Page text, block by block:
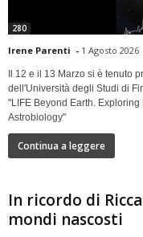
280
Irene Parenti - 1 Agosto 2026
Il 12 e il 13 Marzo si è tenuto
dell'Università degli Studi di
"LIFE Beyond Earth.
Astrobiology"
Continua a leggere
In ricordo di
mondi nascosti